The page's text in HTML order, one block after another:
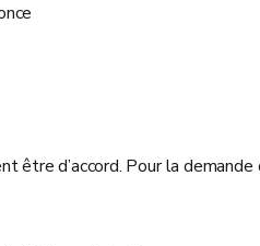
d’accord. Pour la demande